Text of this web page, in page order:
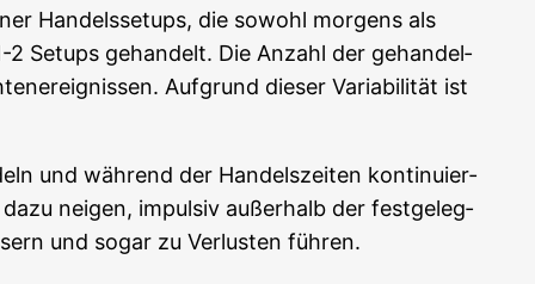
Han­dels­set­ups, die sowohl mor­gens als
Set­ups gehan­delt. Die Anzahl der gehan­del­
Auf­grund die­ser Varia­bi­li­tät ist
und wäh­rend der Han­dels­zei­ten kon­ti­nu­ier­
nei­gen, impul­siv außer­halb der fest­ge­leg­
und sogar zu Ver­lus­ten führen.